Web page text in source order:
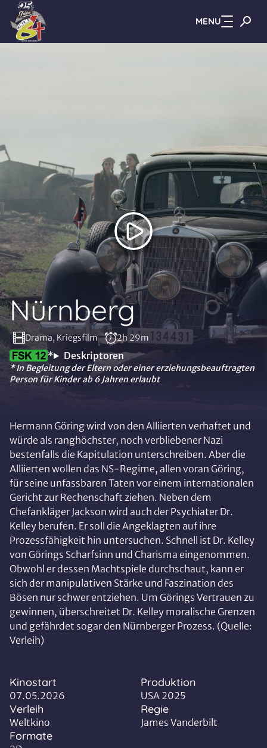
Zum Hauptinhalt springen MENU
Nürnberg
Drama, Kriegsfilm 2h 29m
* Deskriptoren
* In Begleitung der Eltern oder einer erziehungsbeauftragten
Person für Kinder ab 6 Jahren erlaubt
Hermann Göring wird von den Alliierten verhaftet und
würde als ranghöchster, noch verbliebener Nazi
bestenfalls die Kapitulation unterschreiben. Aber die
Alliierten wollen das NS-Regime, allen voran Göring,
für seine unfassbaren Taten vor einem internationalen
Gericht zur Rechenschaft ziehen. Neben dem
Chefankläger Jackson wird auch der Psychiater Dr.
Kelley berufen. Er soll die Angeklagten auf ihre
Prozessfähigkeit hin untersuchen. Schnell ist Dr. Kelley
von Görings Scharfsinn und Charisma eingenommen.
Obwohl er dessen Machtspiele durchschaut, kann er
sich der manipulativen Stärke und Faszination des
Bösen nur schwer entziehen. Um Görings Vertrauen zu
gewinnen, überschreitet Dr. Kelley moralische Grenzen
und gefährdet sogar den Nürnberger Prozess. (Quelle:
Verleih)
Kinostart
07.05.2026
Produktion
USA 2025
Verleih
Weltkino
Regie
James Vanderbilt
Formate